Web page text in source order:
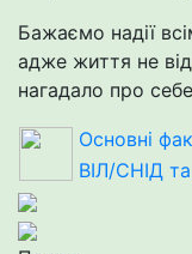
Бажаємо надії
адже життя не
нагадало про
Основні
ВІЛ/СНІД